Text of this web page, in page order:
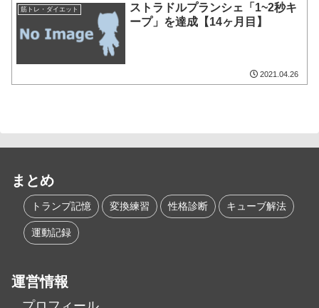
筋トレ・ダイエット
ストラドルプランシェ「1~2秒キ
ープ」を達成【14ヶ月目】
2021.04.26
まとめ
トランプ記憶 変換練習 性格診断 キューブ解法
運動記録
運営情報